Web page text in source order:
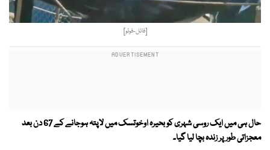
[فائل-فوٹو]
حال ہی میں ایک روسی شہری کو بحیرہ اوخوتسک میں لاپتہ ہوجانے کے 67 دن بعد
معجزاتی طور پر زندہ بچا لیا گیا۔